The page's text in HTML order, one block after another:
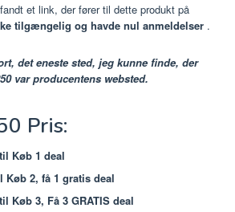
et link, der fører til dette produkt på
tilgængelig og havde nul anmeldelser .
det eneste sted, jeg kunne finde, der
var producentens websted.
Pris:
Køb 1 deal
Køb 2, få 1 gratis deal
Køb 3, Få 3 GRATIS deal